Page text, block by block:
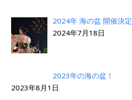
2024年 海の盆 開催決定
2024年7月18日
2023年の海の盆！
2023年8月1日